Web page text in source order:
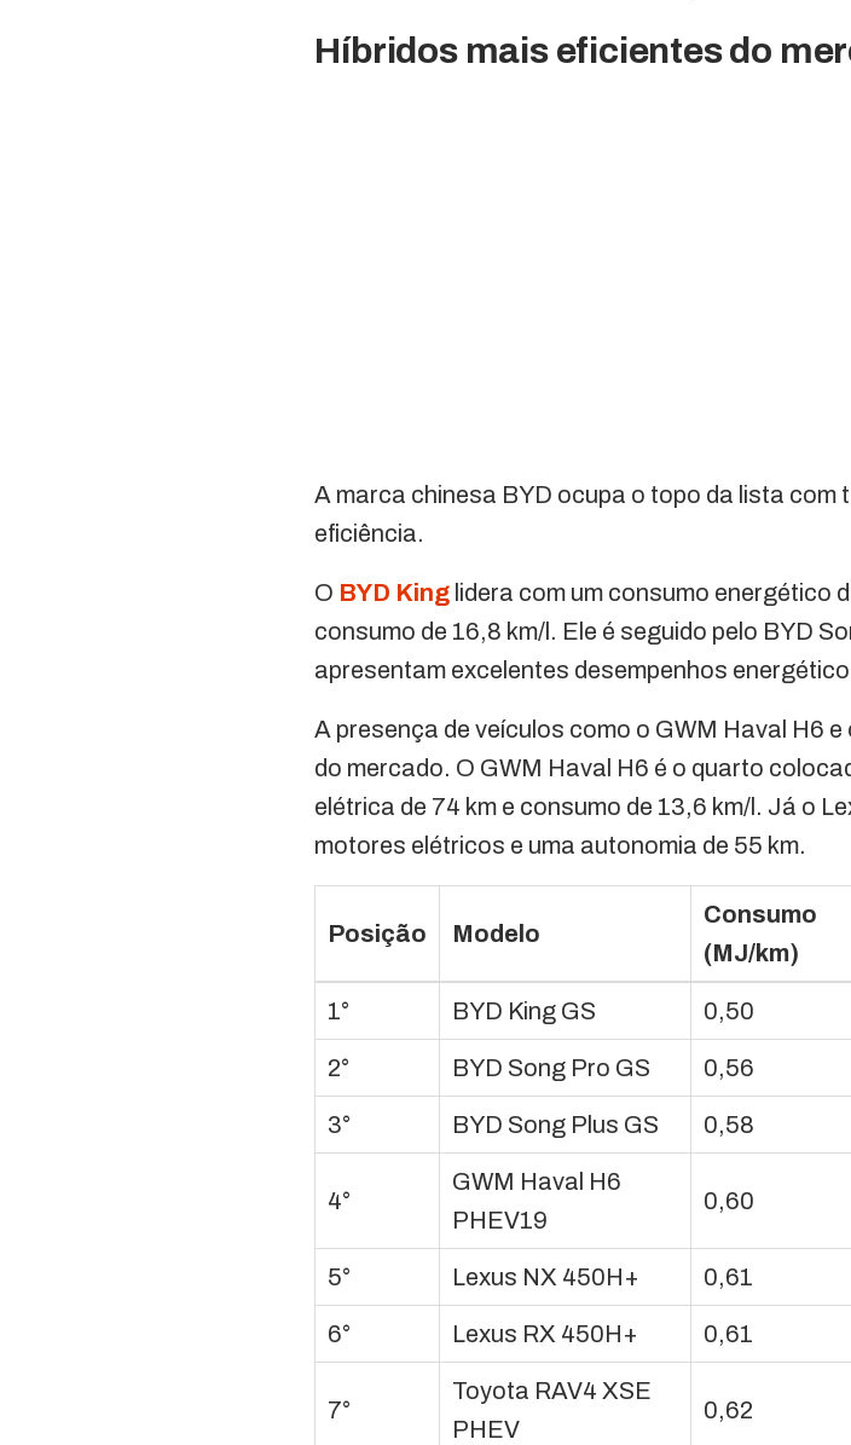
Híbridos mais eficientes do
A marca chinesa BYD ocupa o topo da lista com
eficiência.
O BYD King lidera com um consumo energético
consumo de 16,8 km/l. Ele é seguido pelo BYD
apresentam excelentes desempenhos
A presença de veículos como o GWM Haval H6
do mercado. O GWM Haval H6 é o quarto
elétrica de 74 km e consumo de 13,6 km/l. Já o
motores elétricos e uma autonomia de 55 km.
Posição Modelo
Consumo
(MJ/km)
1° BYD King GS 0,50
2° BYD Song Pro GS 0,56
3° BYD Song Plus GS 0,58
4°
GWM Haval H6
PHEV19
0,60
5° Lexus NX 450H+ 0,61
6° Lexus RX 450H+ 0,61
7°
Toyota RAV4 XSE
PHEV
0,62